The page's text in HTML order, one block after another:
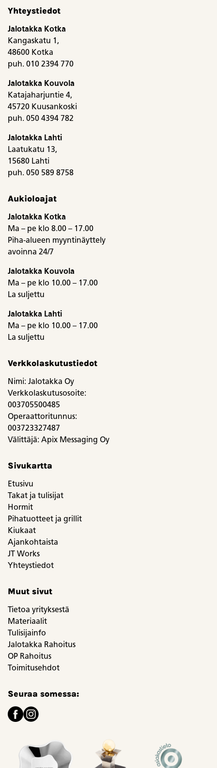
Yhteystiedot
Jalotakka Kotka
Kangaskatu 1,
48600 Kotka
puh. 010 2394 770
Jalotakka Kouvola
Katajaharjuntie 4,
45720 Kuusankoski
puh. 050 4394 782
Jalotakka Lahti
Laatukatu 13,
15680 Lahti
puh. 050 589 8758
Aukioloajat
Jalotakka Kotka
Ma – pe klo 8.00 – 17.00
Piha-alueen myyntinäyttely
avoinna 24/7
Jalotakka Kouvola
Ma – pe klo 10.00 – 17.00
La suljettu
Jalotakka Lahti
Ma – pe klo 10.00 – 17.00
La suljettu
Verkkolaskutustiedot
Nimi: Jalotakka Oy
Verkkolaskutusosoite:
003705500485
Operaattoritunnus:
003723327487
Välittäjä: Apix Messaging Oy
Sivukartta
Etusivu
Takat ja tulisijat
Hormit
Pihatuotteet ja grillit
Kiukaat
Ajankohtaista
JT Works
Yhteystiedot
Muut sivut
Tietoa yrityksestä
Materiaalit
Tulisijainfo
Jalotakka Rahoitus
OP Rahoitus
Toimitusehdot
Seuraa somessa: